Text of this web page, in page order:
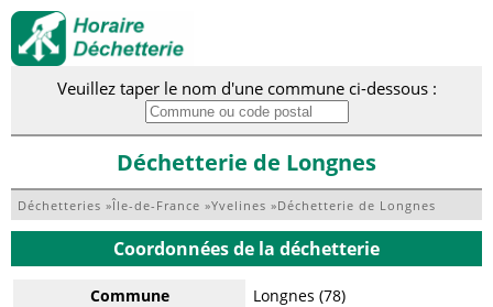
Veuillez taper le nom d'une commune ci-dessous :
Déchetterie de Longnes
Déchetteries »Île-de-France »Yvelines »Déchetterie de Longnes
Coordonnées de la déchetterie
Commune Longnes (78)